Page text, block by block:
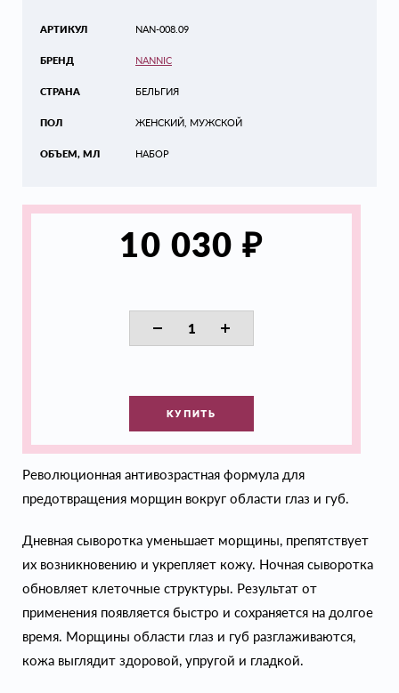
АРТИКУЛ
БРЕНД
СТРАНА
ПОЛ
ОБЪЕМ, МЛ
NAN-008.09
NANNIC
БЕЛЬГИЯ
ЖЕНСКИЙ, МУЖСКОЙ
НАБОР
10 030₽
КУПИТЬ
Революционная антивозрастная формула для
предотвращения морщин вокруг области глаз и губ.
Дневная сыворотка уменьшает морщины, препятствует
их возникновению и укрепляет кожу. Ночная сыворотка
обновляет клеточные структуры. Результат от
применения появляется быстро и сохраняется на долгое
время. Морщины области глаз и губ разглаживаются,
кожа выглядит здоровой, упругой и гладкой.